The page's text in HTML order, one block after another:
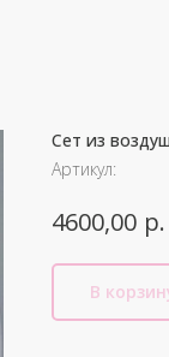
shar-udachi.ruСет из
Артикул:
4600,00 р.
В